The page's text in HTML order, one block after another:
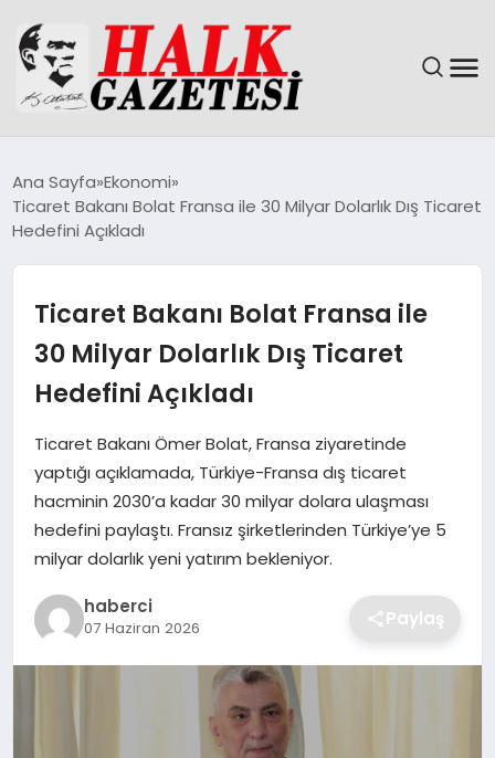
DÜNYA
MAGAZIN
SAĞLIK
SIYASET
SPOR
TEKNOLOJI
Ana Sayfa Ekonomi
Ticaret Bakanı Bolat Fransa ile 30 Milyar Dolarlık Dış Ticaret
Hedefini Açıkladı
Ticaret Bakanı Bolat Fransa ile
30 Milyar Dolarlık Dış Ticaret
Hedefini Açıkladı
Ticaret Bakanı Ömer Bolat, Fransa ziyaretinde
yaptığı açıklamada, Türkiye-Fransa dış ticaret
hacminin 2030’a kadar 30 milyar dolara ulaşması
hedefini paylaştı. Fransız şirketlerinden Türkiye’ye 5
milyar dolarlık yeni yatırım bekleniyor.
haberci
07 Haziran 2026 Paylaş